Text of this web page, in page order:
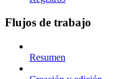
Flujos de trabajo
Resumen